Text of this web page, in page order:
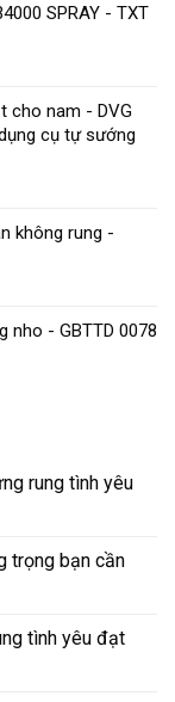
SPRAY - TXT
cho nam - DVG
cụ tự sướng
không rung -
nho - GBTTD 0078
rung tình yêu
trọng bạn cần
tình yêu đạt